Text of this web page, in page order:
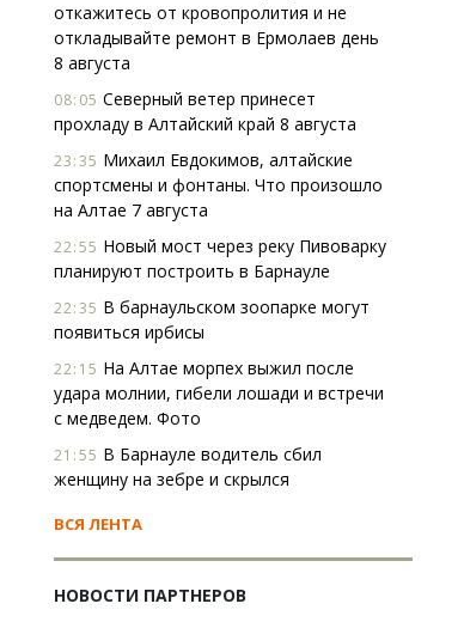
откажитесь от кровопролития и не
откладывайте ремонт в Ермолаев день
8 августа
08:05 Северный ветер принесет
прохладу в Алтайский край 8 августа
23:35 Михаил Евдокимов, алтайские
спортсмены и фонтаны. Что произошло
на Алтае 7 августа
22:55 Новый мост через реку Пивоварку
планируют построить в Барнауле
22:35 В барнаульском зоопарке могут
появиться ирбисы
22:15 На Алтае морпех выжил после
удара молнии, гибели лошади и встречи
с медведем. Фото
21:55 В Барнауле водитель сбил
женщину на зебре и скрылся
ВСЯ ЛЕНТА
НОВОСТИ ПАРТНЕРОВ